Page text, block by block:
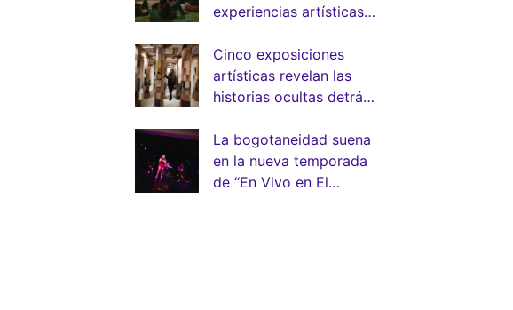
experiencias artísticas
Cinco exposiciones
artísticas revelan las
historias ocultas detrás
Bogotá
La bogotaneidad suena
en la nueva temporada
de “En Vivo en El